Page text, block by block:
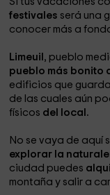
festivales será una
conocer más a
Limeuil , pueblo
pueblo más bonito
edificios que
de las cuales aún
físicos del local.
No se vaya de aquí
explorar la
ciudad puedes
montaña y salir a